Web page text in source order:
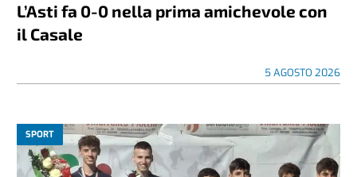
L’Asti fa 0-0 nella prima amichevole con
il Casale
5 AGOSTO 2026
SPORT